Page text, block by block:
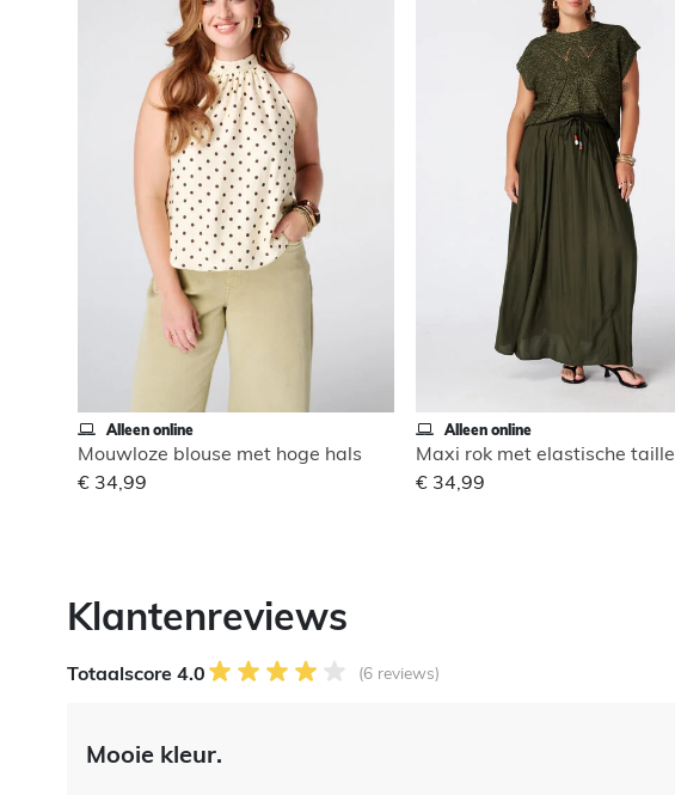
Alleen online
Mouwloze blouse met hoge hals
€ 34,99
Alleen online
Maxi rok met elastische taille
€ 34,99
Klantenreviews
Totaalscore 4.0 (6 reviews)
Mooie kleur.